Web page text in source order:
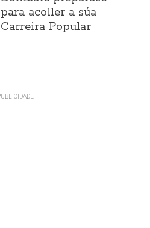
para acoller a súa
Carreira Popular